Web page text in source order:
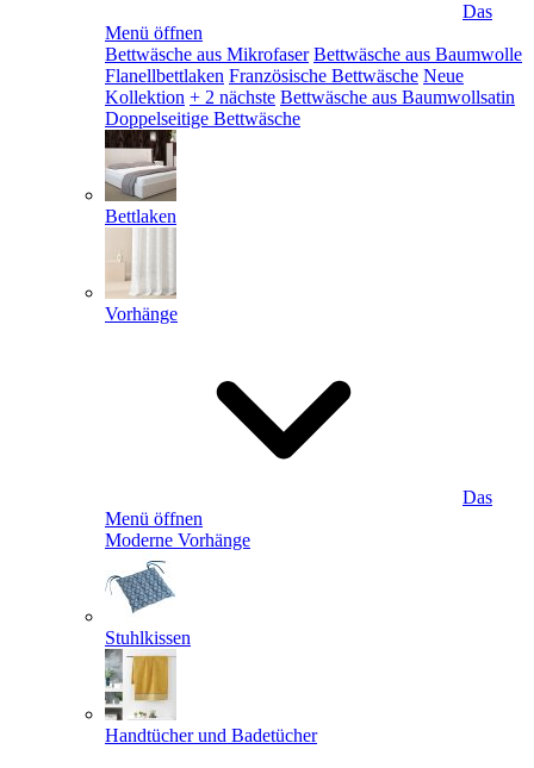
Das
Menü öffnen
Bettwäsche aus Mikrofaser Bettwäsche aus Baumwolle
Flanellbettlaken Französische Bettwäsche Neue
Kollektion + 2 nächste Bettwäsche aus Baumwollsatin
Doppelseitige Bettwäsche
Bettlaken
Vorhänge
Das
Menü öffnen
Moderne Vorhänge
Stuhlkissen
Handtücher und Badetücher